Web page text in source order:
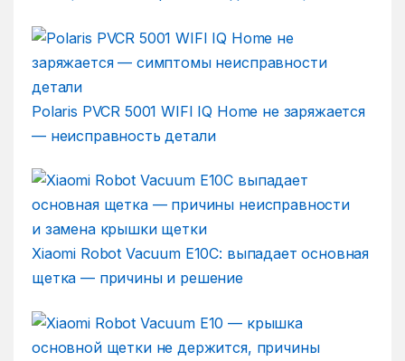
Polaris PVCR 5001 WIFI IQ Home не заряжается
— неисправность детали
Xiaomi Robot Vacuum E10C: выпадает основная
щетка — причины и решение